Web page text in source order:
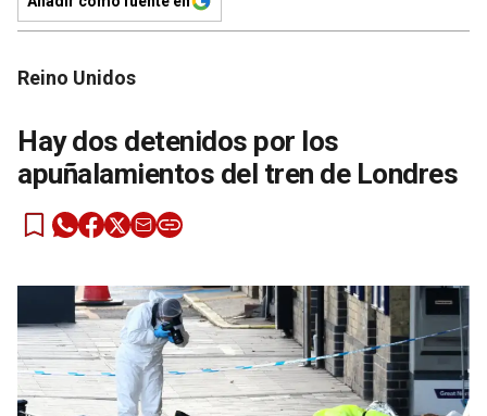
Reino Unidos
Hay dos detenidos por los
apuñalamientos del tren de Londres